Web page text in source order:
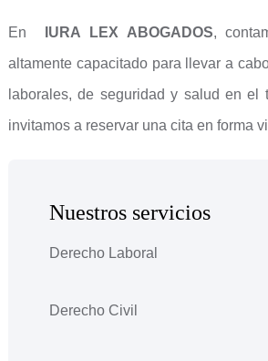
En IURA LEX ABOGADOS,
altamente capacitado para llevar a
laborales, de seguridad y salud en el
invitamos a reservar una cita en forma
Nuestros servicios
Derecho Laboral
Derecho Civil